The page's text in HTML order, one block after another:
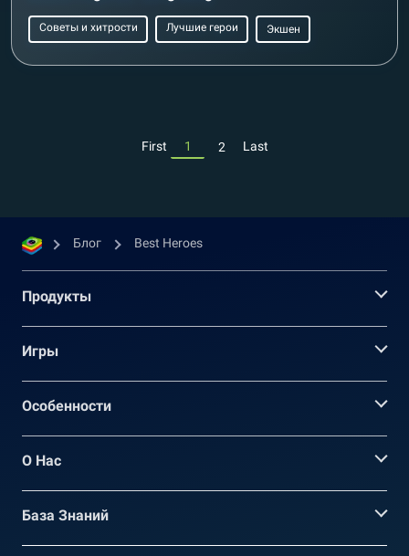
Советы и хитрости Лучшие герои Экшен
First 1 2 Last
Блог Best Heroes
Продукты
Игры
Oсобенности
О Нас
База Знаний